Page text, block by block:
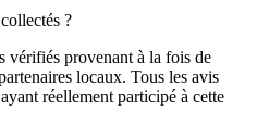
?
vérifiés provenant à la fois de
locaux. Tous les avis
réellement participé à cette